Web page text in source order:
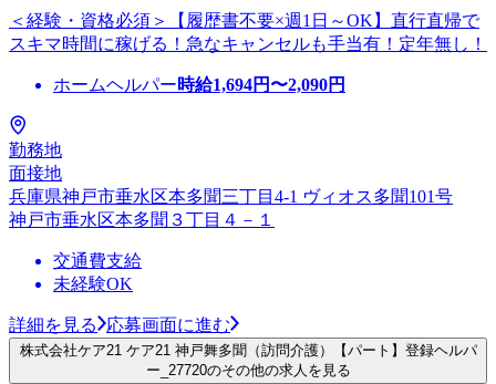
＜経験・資格必須＞【履歴書不要×週1日～OK】直行直帰で
スキマ時間に稼げる！急なキャンセルも手当有！定年無し！
ホームヘルパー時給1,694円〜2,090円
勤務地
面接地
兵庫県神戸市垂水区本多聞三丁目4-1 ヴィオス多聞101号
神戸市垂水区本多聞３丁目４－１
交通費支給
未経験OK
詳細を見る 応募画面に進む
株式会社ケア21 ケア21 神戸舞多聞（訪問介護）【パート】登録ヘルパ
ー_27720のその他の求人を見る